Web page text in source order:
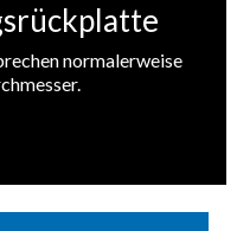
normalerweise